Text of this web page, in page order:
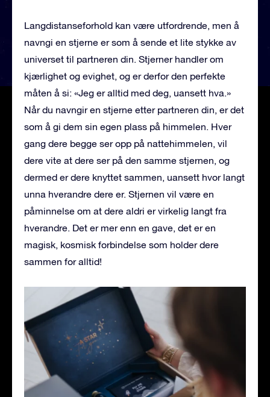
Langdistanseforhold kan være utfordrende, men å
navngi en stjerne er som å sende et lite stykke av
universet til partneren din. Stjerner handler om
kjærlighet og evighet, og er derfor den perfekte
måten å si: «Jeg er alltid med deg, uansett hva.»
Når du navngir en stjerne etter partneren din, er det
som å gi dem sin egen plass på himmelen. Hver
gang dere begge ser opp på nattehimmelen, vil
dere vite at dere ser på den samme stjernen, og
dermed er dere knyttet sammen, uansett hvor langt
unna hverandre dere er. Stjernen vil være en
påminnelse om at dere aldri er virkelig langt fra
hverandre. Det er mer enn en gave, det er en
magisk, kosmisk forbindelse som holder dere
sammen for alltid!